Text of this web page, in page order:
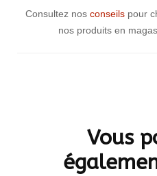
Consultez nos conseils pour
nos produits en
Vous